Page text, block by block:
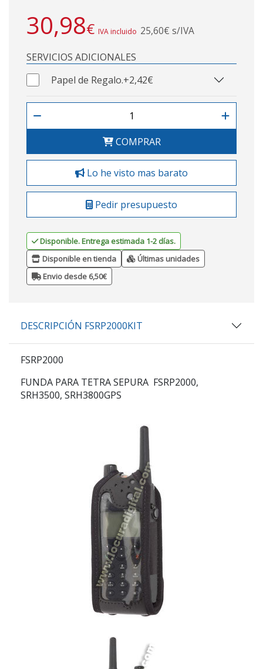
30,98€ IVA incluido 25,60€ s/IVA
SERVICIOS ADICIONALES
Papel de Regalo.+2,42€
COMPRAR
Lo he visto mas barato
Pedir presupuesto
Disponible. Entrega estimada 1-2 días.
Disponible en tienda
Últimas unidades
Envio desde 6,50€
DESCRIPCIÓN FSRP2000KIT
FSRP2000
FUNDA PARA TETRA SEPURA FSRP2000,
SRH3500, SRH3800GPS